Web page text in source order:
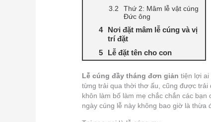
Thứ 2: Mâm lễ vật cúng
Đức ông
Nơi đặt mâm lễ cúng và vị
trí đặt
Lễ đặt tên cho con
Lễ cúng đầy tháng đơn giảntiện lợi ai
từng trải qua thời thơ ấu, cũng được trải
khôn làm bố làm mẹ chắc chắn các
ngày cúng lễ này không bao giờ là thừa